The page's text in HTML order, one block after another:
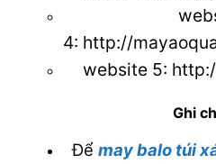
4: http://
website 5:
Ghi
Để may balo túi